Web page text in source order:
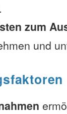
zum
und